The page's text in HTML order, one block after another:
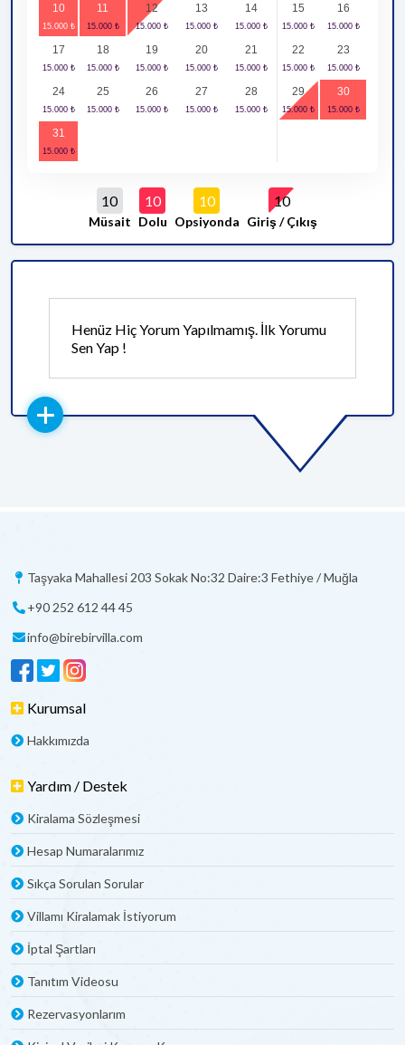
10 11 12 13 14 15 16
17 18 19 20 21 22 23
24 25 26 27 28 29 30
31
10
Müsait
10
Dolu
10
Opsiyonda
10
Giriş / Çıkış
Henüz Hiç Yorum Yapılmamış. İlk Yorumu
Sen Yap !
Taşyaka Mahallesi 203 Sokak No:32 Daire:3 Fethiye / Muğla
+90 252 612 44 45
info@birebirvilla.com
Kurumsal
Hakkımızda
Yardım / Destek
Kiralama Sözleşmesi
Hesap Numaralarımız
Sıkça Sorulan Sorular
Villamı Kiralamak İstiyorum
İptal Şartları
Tanıtım Videosu
Rezervasyonlarım